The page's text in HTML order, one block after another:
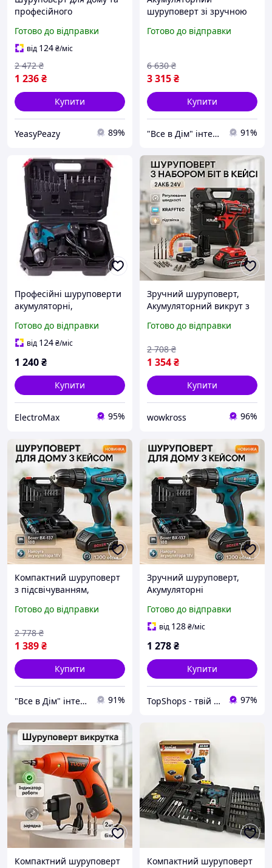
професійного
шуруповерт з набором
інструменту LM-28
Готово до відправки
від 124₴/міс
1 236₴
2 472 ₴
Купити
YeasyPeazy 89%
шуруповерт зі зручною
Акумуляторний
в кейсі MY-68
Готово до відправки
3 315₴
6 630 ₴
Купити
"Все в Дім" інтернет-магазин 91%
Професійні шуруповерти
акумуляторні,
шуруповерт
універсальний, Фірмовий
Готово до відправки
від 124₴/міс
1 240₴
Купити
ElectroMax 95%
Зручний шуруповерт,
Акумуляторний викрут з
насадками,
шуруповерт CJ-60 NEW
Готово до відправки
1 354₴
2 708 ₴
Купити
wowkross 96%
Компактний шуруповерт
з підсвічуванням,
шуруповерт, Дриль
Готово до відправки
1 389₴
2 778 ₴
Купити
"Все в Дім" інтернет-магазин 91%
Зручний шуруповерт,
Акумуляторні
батареєю, Шуруповерт з
набором свердел в кейсі
Готово до відправки
від 128₴/міс
1 278₴
Купити
TopShops - твій інтернет магазин 97%
Компактний шуруповерт
Компактний шуруповерт